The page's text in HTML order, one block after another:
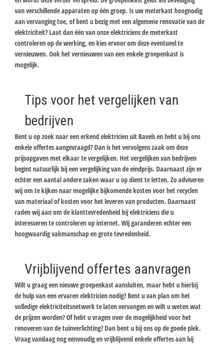
van verschillende apparaten op één groep. Is uw meterkast hoognodig
aan vervanging toe, of bent u bezig met een algemene renovatie van de
elektriciteit? Laat dan één van onze elektriciens de meterkast
controleren op de werking, en kies ervoor om deze eventueel te
vernieuwen. Ook het vernieuwen van een enkele groepenkast is
mogelijk.
Tips voor het vergelijken van
bedrijven
Bent u op zoek naar een erkend elektricien uit Ravels en hebt u bij ons
enkele offertes aangevraagd? Dan is het vervolgens zaak om deze
prijsopgaven met elkaar te vergelijken. Het vergelijken van bedrijven
begint natuurlijk bij een vergelijking van de eindprijs. Daarnaast zijn er
echter een aantal andere zaken waar u op dient te letten. Zo adviseren
wij om te kijken naar mogelijke bijkomende kosten voor het recyclen
van materiaal of kosten voor het leveren van producten. Daarnaast
raden wij aan om de klanttevredenheid bij elektriciens die u
interesseren te controleren op internet. Wij garanderen echter een
hoogwaardig vakmanschap en grote tevredenheid.
Vrijblijvend offertes aanvragen
Wilt u graag een nieuwe groepenkast aansluiten, maar hebt u hierbij
de hulp van een ervaren elektricien nodig? Bent u van plan om het
volledige elektriciteitsnetwerk te laten vervangen en wilt u weten wat
de prijzen worden? Of hebt u vragen over de mogelijkheid voor het
renoveren van de tuinverlichting? Dan bent u bij ons op de goede plek.
Vraag vandaag nog eenvoudig en vrijblijvend enkele offertes aan bij